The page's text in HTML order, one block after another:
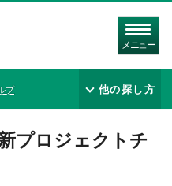
メニュー
プ 他の探し方
プロジェクトチ